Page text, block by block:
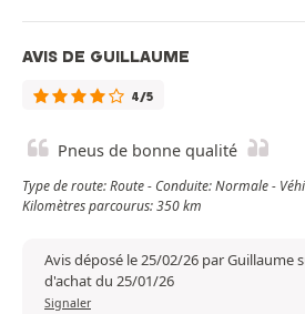
AVIS DE GUILLAUME
4/5
Pneus de bonne qualité
Type de route: Route - Conduite: Normale -
Kilomètres parcourus: 350 km
Avis déposé le 25/02/26 par Guillaume
d'achat du 25/01/26
Signaler